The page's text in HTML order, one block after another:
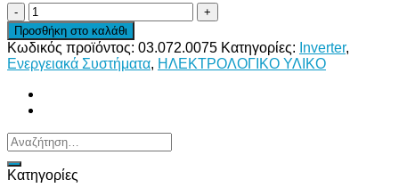
INVERTER
DC/AC
ΚΑΘΑΡΟΥ
ΗΜΙΤΟΝΟΥ
400W/24V
NTS-
400P-
MEAN
WELL
ποσότητα
Προσθήκη στο καλάθι
Κωδικός προϊόντος: 03.072.0075 Κατηγορίες: Inverter,
Ενεργειακά Συστήματα, ΗΛΕΚΤΡΟΛΟΓΙΚΟ ΥΛΙΚΟ
Αναζήτηση
για:
Κατηγορίες